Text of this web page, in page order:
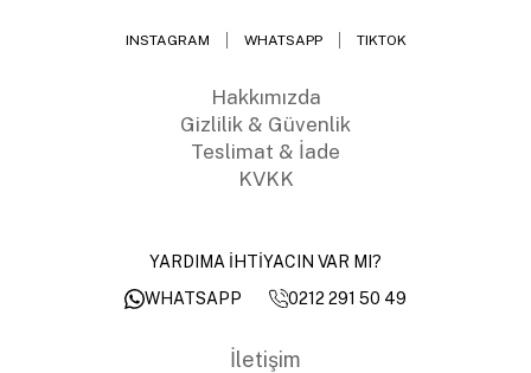
INSTAGRAM WHATSAPP TIKTOK
Hakkımızda
Gizlilik & Güvenlik
Teslimat & İade
KVKK
YARDIMA İHTİYACIN VAR MI?
WHATSAPP
0212 291 50 49
İletişim